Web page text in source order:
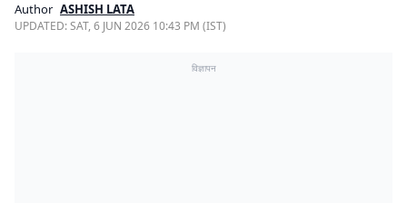
Author ASHISH LATA
UPDATED:SAT, 6 JUN 2026 10:43 PM (IST)
विज्ञापन